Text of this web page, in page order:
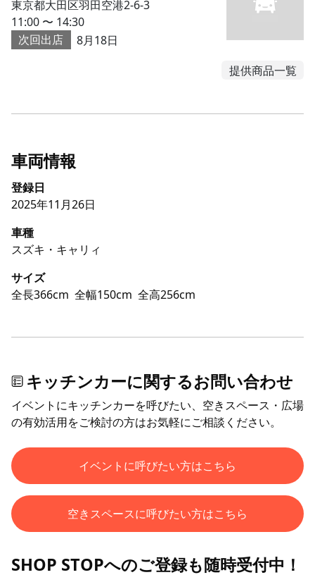
東京都大田区羽田空港2-6-3
11:00 〜 14:30
次回出店
8月18日
提供商品一覧
車両情報
登録日
2025年11月26日
車種
スズキ・キャリィ
サイズ
全長366cm 全幅150cm 全高256cm
キッチンカーに関するお問い合わせ
イベントにキッチンカーを呼びたい、空きスペース・広場
の有効活用をご検討の方はお気軽にご相談ください。
イベントに呼びたい方はこちら
空きスペースに呼びたい方はこちら
SHOP STOPへのご登録も随時受付中！